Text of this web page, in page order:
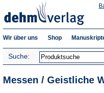
Wir über uns Shop
Suche:
Messen / Geistliche